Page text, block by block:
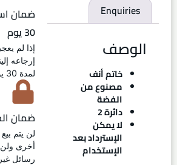
Enquiries
الوصف
خاتم أنف
مصنوع من
الفضة
دائرة 2
لا يمكن
الإسترداد بعد
الإستخدام
ضمان
30 يوم
إذا لم
إرجاعه
لمدة 30 يوماً!
ضمان
لن يتم
أخرى ولن
رسائل